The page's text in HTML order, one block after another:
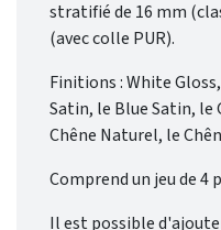
stratifié de 16 mm
(avec colle PUR).
Finitions : White
Satin, le Blue Satin, le
Chêne Naturel, le
Comprend un jeu de 4
Il est possible